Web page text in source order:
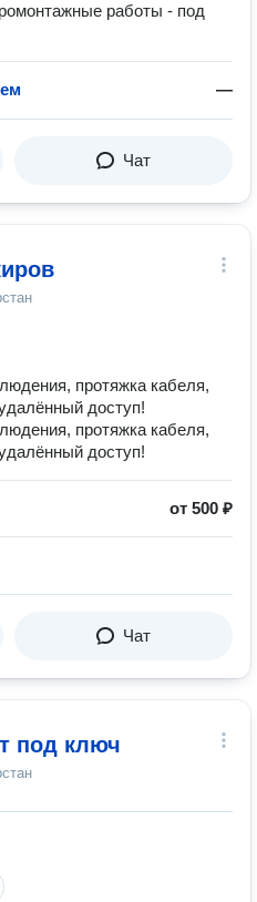
работы - под
—
Чат
протяжка кабеля,
доступ!
протяжка кабеля,
доступ!
от 500 ₽
Чат
под ключ